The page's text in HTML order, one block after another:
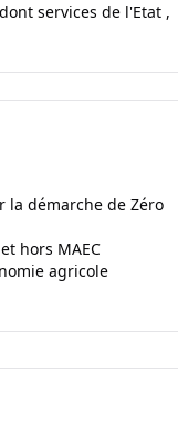
services de l'Etat ,
la démarche de Zéro
hors MAEC
agricole